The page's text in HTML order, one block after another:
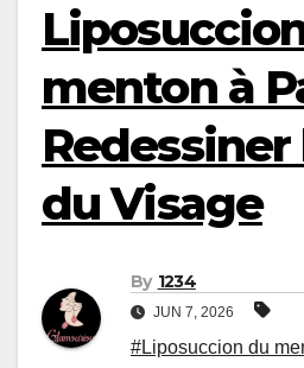
menton à
Redessiner
du Visage
By 1234
JUN 7, 2026
#Liposuccion du